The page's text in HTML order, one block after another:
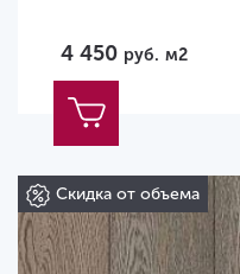
4 450 руб. м2
Скидка от объема